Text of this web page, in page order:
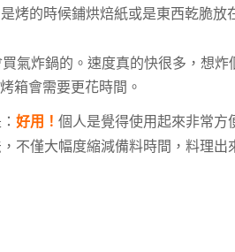
烤的時候鋪烘焙紙或是東西乾脆放
氣炸鍋的。速度真的快很多，想炸
箱會需要更花時間。
好用！ 個人是覺得使用起來非常方
不僅大幅度縮減備料時間，料理出